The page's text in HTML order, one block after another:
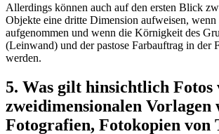
Allerdings können auch auf den ersten Blick
Objekte eine dritte Dimension aufweisen,
aufgenommen und wenn die Körnigkeit des
(Leinwand) und der pastose Farbauftrag in der
werden.
5. Was gilt hinsichtlich Fotos
zweidimensionalen Vorlagen
Fotografien, Fotokopien von